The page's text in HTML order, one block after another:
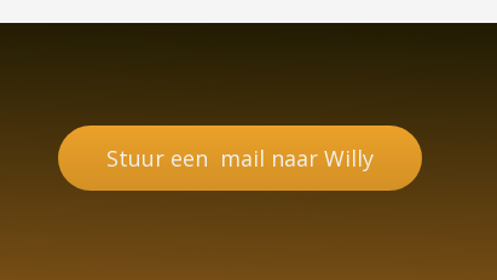
Stuur een mail naar Willy